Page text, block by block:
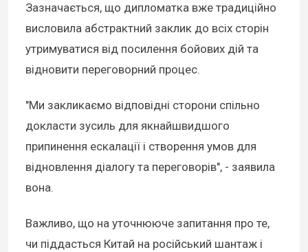
Зазначається, що дипломатка вже традиційно
висловила абстрактний заклик до всіх сторін
утримуватися від посилення бойових дій та
відновити переговорний процес.
"Ми закликаємо відповідні сторони спільно
докласти зусиль для якнайшвидшого
припинення ескалації і створення умов для
відновлення діалогу та переговорів", - заявила
вона.
Важливо, що на уточнююче запитання про те,
чи піддасться Китай на російський шантаж і